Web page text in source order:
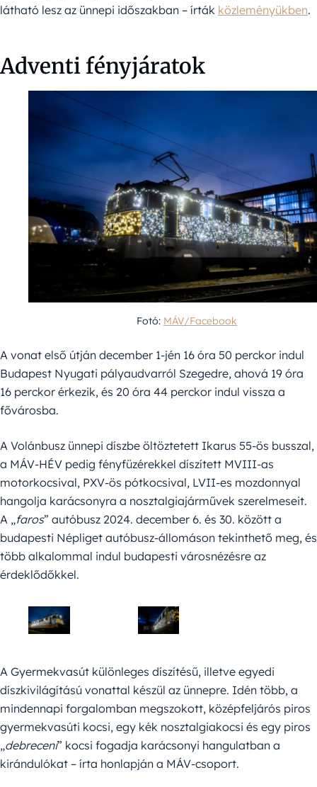
látható lesz az ünnepi időszakban – írták közleményükben.
Adventi fényjáratok
Fotó: MÁV/Facebook
A vonat első útján december 1-jén 16 óra 50 perckor indul
Budapest Nyugati pályaudvarról Szegedre, ahová 19 óra
16 perckor érkezik, és 20 óra 44 perckor indul vissza a
fővárosba.
A Volánbusz ünnepi díszbe öltöztetett Ikarus 55-ös busszal,
a MÁV-HÉV pedig fényfüzérekkel díszített MVIII-as
motorkocsival, PXV-ös pótkocsival, LVII-es mozdonnyal
hangolja karácsonyra a nosztalgiajárművek szerelmeseit.
A „faros” autóbusz 2024. december 6. és 30. között a
budapesti Népliget autóbusz-állomáson tekinthető meg, és
több alkalommal indul budapesti városnézésre az
érdeklődőkkel.
A Gyermekvasút különleges díszítésű, illetve egyedi
díszkivilágítású vonattal készül az ünnepre. Idén több, a
mindennapi forgalomban megszokott, középfeljárós piros
gyermekvasúti kocsi, egy kék nosztalgiakocsi és egy piros
„debreceni” kocsi fogadja karácsonyi hangulatban a
kirándulókat – írta honlapján a MÁV-csoport.